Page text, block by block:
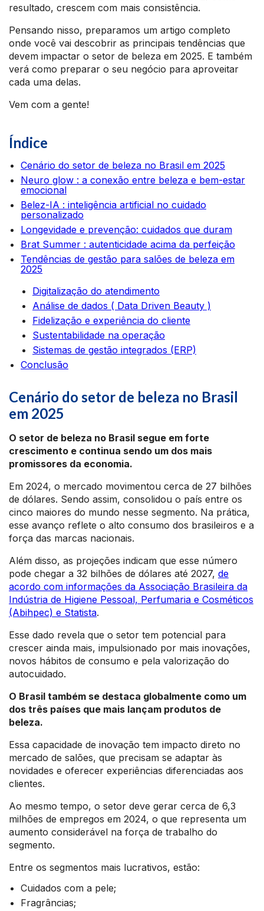
resultado, crescem com mais consistência.
Pensando nisso, preparamos um artigo completo
onde você vai descobrir as principais tendências que
devem impactar o setor de beleza em 2025. E também
verá como preparar o seu negócio para aproveitar
cada uma delas.
Vem com a gente!
Índice
Cenário do setor de beleza no Brasil em 2025
Neuro glow : a conexão entre beleza e bem-estar
emocional
Belez-IA : inteligência artificial no cuidado
personalizado
Longevidade e prevenção: cuidados que duram
Brat Summer : autenticidade acima da perfeição
Tendências de gestão para salões de beleza em
2025
Digitalização do atendimento
Análise de dados ( Data Driven Beauty )
Fidelização e experiência do cliente
Sustentabilidade na operação
Sistemas de gestão integrados (ERP)
Conclusão
Cenário do setor de beleza no Brasil
em 2025
O setor de beleza no Brasil segue em forte
crescimento e continua sendo um dos mais
promissores da economia.
Em 2024, o mercado movimentou cerca de 27 bilhões
de dólares. Sendo assim, consolidou o país entre os
cinco maiores do mundo nesse segmento. Na prática,
esse avanço reflete o alto consumo dos brasileiros e a
força das marcas nacionais.
Além disso, as projeções indicam que esse número
pode chegar a 32 bilhões de dólares até 2027, de
acordo com informações da Associação Brasileira da
Indústria de Higiene Pessoal, Perfumaria e Cosméticos
(Abihpec) e Statista.
Esse dado revela que o setor tem potencial para
crescer ainda mais, impulsionado por mais inovações,
novos hábitos de consumo e pela valorização do
autocuidado.
O Brasil também se destaca globalmente como um
dos três países que mais lançam produtos de
beleza.
Essa capacidade de inovação tem impacto direto no
mercado de salões, que precisam se adaptar às
novidades e oferecer experiências diferenciadas aos
clientes.
Ao mesmo tempo, o setor deve gerar cerca de 6,3
milhões de empregos em 2024, o que representa um
aumento considerável na força de trabalho do
segmento.
Entre os segmentos mais lucrativos, estão:
Cuidados com a pele;
Fragrâncias;